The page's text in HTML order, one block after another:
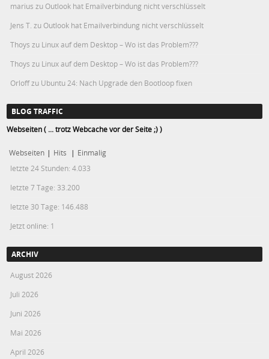
marius zu Outlook hat Emailverbindung nicht verschlüsselt
Jens T. zu Outlook hat Emailverbindung nicht verschlüsselt
Thoys zu Linux auf dem Desktop – Wo ist das Problem???
Thoys zu Linux auf dem Desktop – Wo ist das Problem???
Orloffzu Ubuntu 24: Nach Upgrade den Bootloop fixen
BLOG TRAFFIC
Webseiten ( ... trotz Webcache vor der Seite ;) )
Webseiten | Hits | Einmalig
letzte 24 Stunden:4.033
letzte 7 Tage: 33.200
letzte 30 Tage: 146.488
Jetzt online: 1
ARCHIV
August 2026
Juli 2026
Juni 2026
Mai 2026
April 2026